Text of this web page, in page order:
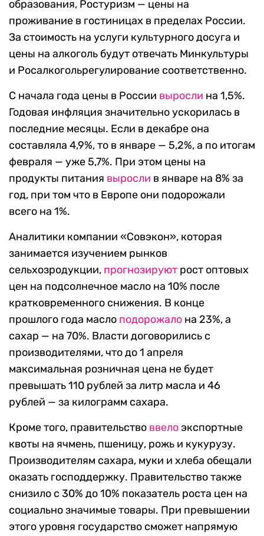
образования, Ростуризм — цены на
проживание в гостиницах в пределах России.
За стоимость на услуги культурного досуга и
цены на алкоголь будут отвечать Минкультуры
и Росалкогольрегулирование соответственно.
С начала года цены в России выросли на 1,5%.
Годовая инфляция значительно ускорилась в
последние месяцы. Если в декабре она
составляла 4,9%, то в январе — 5,2%, а по итогам
февраля — уже 5,7%. При этом цены на
продукты питания выросли в январе на 8% за
год, при том что в Европе они подорожали
всего на 1%.
Аналитики компании «Совэкон», которая
занимается изучением рынков
сельхозродукции, прогнозируют рост оптовых
цен на подсолнечное масло на 10% после
кратковременного снижения. В конце
прошлого года масло подорожало на 23%, а
сахар — на 70%. Власти договорились с
производителями, что до 1 апреля
максимальная розничная цена не будет
превышать 110 рублей за литр масла и 46
рублей — за килограмм сахара.
Кроме того, правительство ввело экспортные
квоты на ячмень, пшеницу, рожь и кукурузу.
Производителям сахара, муки и хлеба обещали
оказать господдержку. Правительство также
снизило с 30% до 10% показатель роста цен на
социально значимые товары. При превышении
этого уровня государство сможет напрямую